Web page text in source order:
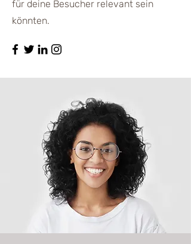
für deine Besucher relevant sein
könnten.